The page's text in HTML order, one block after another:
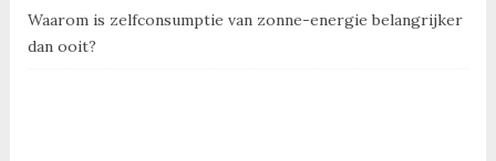
Waarom is zelfconsumptie van zonne-energie belangrijker
dan ooit?